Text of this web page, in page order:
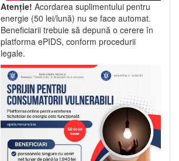
Atenție! Acordarea suplimentului pentru
energie (50 lei/lună) nu se face automat.
Beneficiarii trebuie să depună o cerere în
platforma ePIDS, conform procedurii
legale.